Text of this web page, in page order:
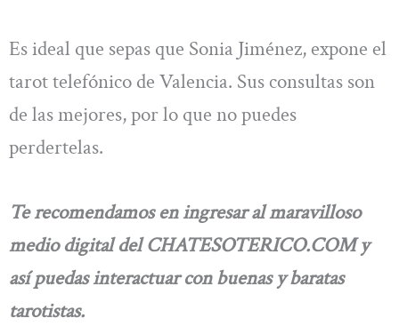
Es ideal que sepas que Sonia Jiménez, expone el
tarot telefónico de Valencia. Sus consultas son
de las mejores, por lo que no puedes
perdertelas.
Te recomendamos en ingresar al maravilloso
medio digital del CHATESOTERICO.COM y
así puedas interactuar con buenas y baratas
tarotistas.